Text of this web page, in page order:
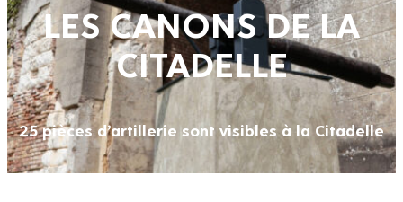
LES CANONS DE LA
CITADELLE
25 pièces d’artillerie sont visibles à la Citadelle